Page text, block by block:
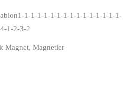
1-1-1-1-1-1-1-1-1-1-1-1-1-1-1-
1-2-3-2
Magnet, Magnetler